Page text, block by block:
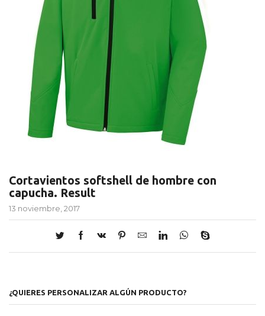
Cortavientos softshell de hombre con
capucha. Result
13 noviembre, 2017
¿QUIERES PERSONALIZAR ALGÚN PRODUCTO?